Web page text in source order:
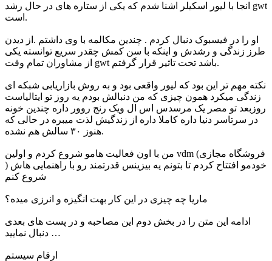
انجا با لیور اسکیلر اشنا شدم که یکی از ستاره های در حال رشد gwt
است.
او را در فیسبوک دنبال کردم . چندین مکالمه با وی داشتم .از دیدن
طرز زندگی و رشدش و اینکه با سن کمش چقدر سریع توانسته یکی
از مشاوران تمام وقت gwt باشد تحت تاثیر قرار گرفتم.
نکته مهم تر این بود که لیور واقعی بود و به روش بازاریابی شبکه ای
زندگی میکرد همون چیزی که من دنبالش بودم یه روز تو ایتالیاست
روزبعد تو مصر یک مرسدس اس ال ویک رنج روور داره چندین خونه
در سرتاسر دنیا داره کاملا داره از زندگیش لذت میبره در حالی که
هنوز ۳۰ سالش هم نشده.
من با اون فعالیت هامو شروع کردم و اولین vdm (فروشگاه مجازی
) خودمو افتتاح کردم تا بتونم یه بیزینس قدرتمند رو با راهنمایی هاش
شروع کنم
ماریا چه چیزی در این کار بهت انگیزه و انرزی میده؟
ادامه این متن را در بخش دوم این مصاحبه و در پست های بعدی
دنبال نمایید …
ارقام سیستم